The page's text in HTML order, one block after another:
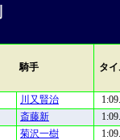
騎手 タ
川又賢治
斎藤新
菊沢一樹